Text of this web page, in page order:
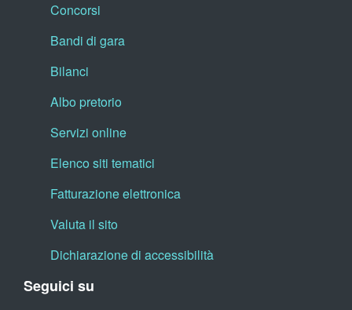
Concorsi
Bandi di gara
Bilanci
Albo pretorio
Servizi online
Elenco siti tematici
Fatturazione elettronica
Valuta il sito
Dichiarazione di accessibilità
Seguici su